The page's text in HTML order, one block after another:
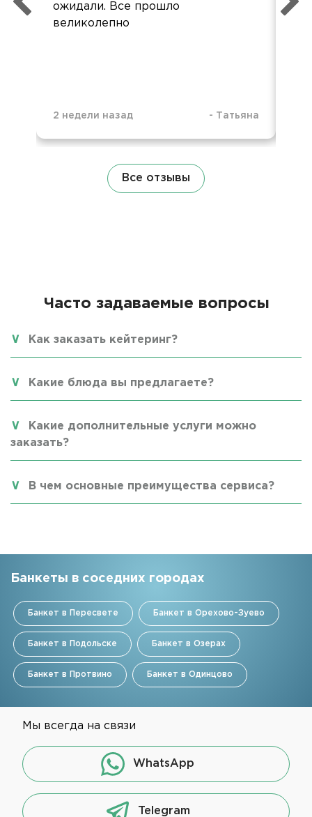
ожидали. Все прошло
великолепно
2 недели назад - Татьяна
Все отзывы
Часто задаваемые вопросы
Как заказать кейтеринг?
Какие блюда вы предлагаете?
Какие дополнительные услуги можно
заказать?
В чем основные преимущества сервиса?
Банкеты в соседних городах
Банкет в Пересвете Банкет в Орехово-Зуево
Банкет в Подольске Банкет в Озерах
Банкет в Протвино Банкет в Одинцово
Мы всегда на связи
WhatsApp
Telegram